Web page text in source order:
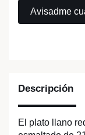
Descripción
El plato llano